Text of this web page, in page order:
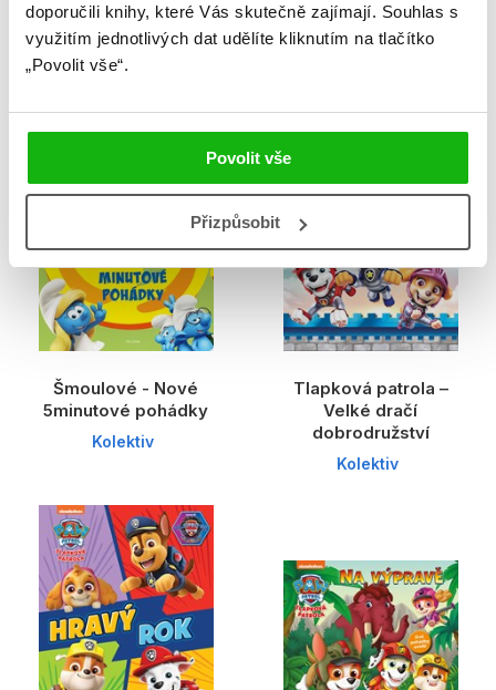
doporučili knihy, které Vás skutečně zajímají. Souhlas s
využitím jednotlivých dat udělíte kliknutím na tlačítko
„Povolit vše“.
Povolit vše
Přizpůsobit
Ariel - 5minutové
pohádky
Šmoulové - 5minutové
Šmoulové - Nové
5minutové pohádky
Kolektiv
Tlapková patrola –
Velké dračí
dobrodružství
Kolektiv